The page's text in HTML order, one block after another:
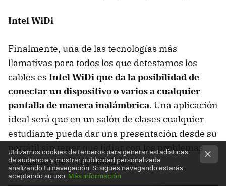
Intel WiDi
Finalmente, una de las tecnologías más
llamativas para todos los que detestamos los
cables es Intel WiDi que da la posibilidad de
conectar un dispositivo o varios a cualquier
pantalla de manera inalámbrica. Una aplicación
ideal será que en un salón de clases cualquier
estudiante pueda dar una presentación desde su
portátil sin tener que lidiar con los problemas
cotidianos de compatibilidad.
Utilizamos cookies de terceros para generar estadísticas
de audiencia y mostrar publicidad personalizada
analizando tu navegación. Si sigues navegando estarás
aceptando su uso. Más información